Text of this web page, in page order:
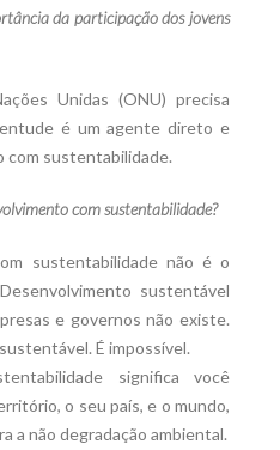
da participação dos jovens
Unidas (ONU) precisa
é um agente direto e
sustentabilidade.
com sustentabilidade?
sustentabilidade não é o
sustentável
e governos não existe.
É impossível.
significa você
o seu país, e o mundo,
a não degradação ambiental.